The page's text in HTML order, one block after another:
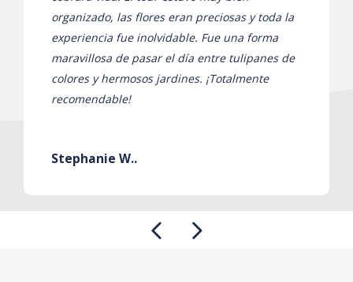
organizado, las flores eran preciosas y toda la
experiencia fue inolvidable. Fue una forma
maravillosa de pasar el día entre tulipanes de
colores y hermosos jardines. ¡Totalmente
recomendable!
Stephanie W..